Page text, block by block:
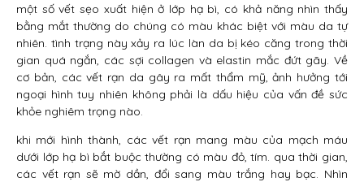
một số vết sẹo xuất hiện ở lớp hạ bì, có khả năng nhìn thấy
bằng mắt thường do chúng có màu khác biệt với màu da tự
nhiên. tình trạng này xảy ra lúc làn da bị kéo căng trong thời
gian quá ngắn, các sợi collagen và elastin mắc đứt gãy. Về
cơ bản, các vết rạn da gây ra mất thẩm mỹ, ảnh hưởng tới
ngoại hình tuy nhiên không phải là dấu hiệu của vấn đề sức
khỏe nghiêm trọng nào.
khi mới hình thành, các vết rạn mang màu của mạch máu
dưới lớp hạ bì bắt buộc thường có màu đỏ, tím. qua thời gian,
các vết rạn sẽ mờ dần, đổi sang màu trắng hay bạc. Nhìn